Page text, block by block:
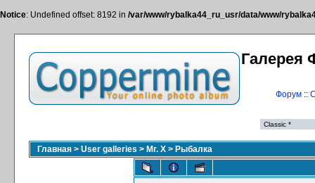
Notice: Undefined offset: 8192 in /var/www/rybalka44_ru_usr/data/www/
Галерея
Форум::
Главная > User galleries > Mr. X > Рыбалка